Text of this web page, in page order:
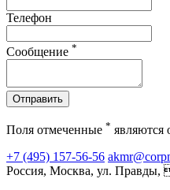
Телефон
Сообщение *
Отправить
Поля отмеченные * являются
+7 (495) 157-56-56
Россия, Москва, ул. Правды,